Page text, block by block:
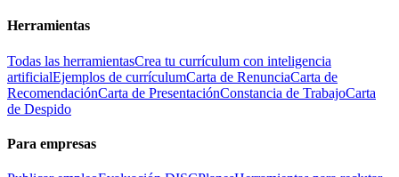
Herramientas
Todas las herramientasCrea tu currículum con inteligencia
artificialEjemplos de currículumCarta de RenunciaCarta de
RecomendaciónCarta de PresentaciónConstancia de TrabajoCarta
de Despido
Para empresas